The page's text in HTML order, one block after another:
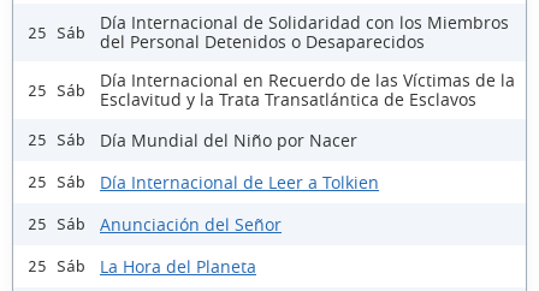
25 Sáb
Día Internacional de Solidaridad con los Miembros
del Personal Detenidos o Desaparecidos
25 Sáb
Día Internacional en Recuerdo de las Víctimas de la
Esclavitud y la Trata Transatlántica de Esclavos
25 Sáb Día Mundial del Niño por Nacer
25 Sáb Día Internacional de Leer a Tolkien
25 Sáb Anunciación del Señor
25 Sáb La Hora del Planeta